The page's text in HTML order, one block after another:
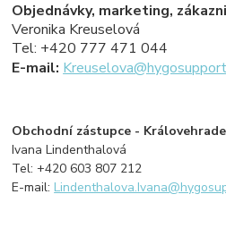
Objednávky, marketing,
Veronika Kreuselová
Tel: +420 777 471 044
E-mail:
Obchodní zástupce -
Ivana Lindenthalová
Tel: +420 603 807 212
E-mail: